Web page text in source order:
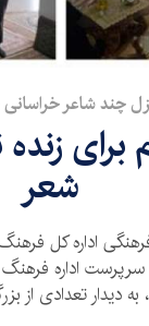
چند شاعر
برای
شعر
اداره کل
اداره فرهنگ
به دیدار تعدادی از